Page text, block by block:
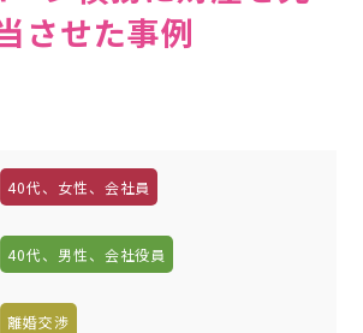
させた事例
40代、女性、会社員
40代、男性、会社役員
離婚交渉